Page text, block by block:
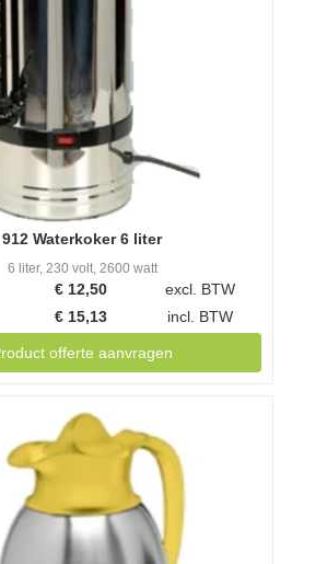
912 Waterkoker 6 liter
6 liter, 230 volt, 2600 watt
€ 12,50
excl. BTW
€ 15,13 incl. BTW
offerte aanvragen